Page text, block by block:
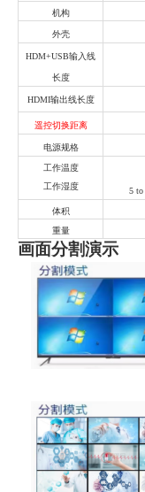
机构
外壳
HDM+USB输入线
长度
HDMI输出线长度
遥控切换距离
电源规格
工作温度
工作湿度
5
体积
重量
画面分割演示